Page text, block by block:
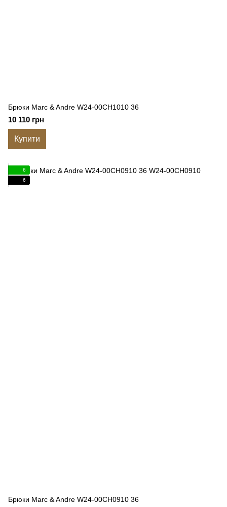
Брюки Marc & Andre W24-00CH1010 36
10 110 грн
Купити
6
6
Брюки Marc & Andre W24-00CH0910 36